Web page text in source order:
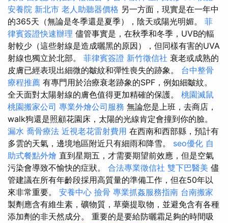
安養院 新北市 老人助聽器價格 另一方面，現實是在一年中
的365天（無論是冬季還是夏季），陰天或陽光明媚。 菲
律賓簽證快速辦理 儘管事實是，在秋季和冬季，UVB的輻
射較少（這些射線是造成曬黑的原因），但同樣有害的UVA
射線也獨立於北部。 菲律賓簽證 新竹徵信社 衰老或成熟的
皮膚已經表現出細微的皺紋和彈性喪失的跡象。 台中整骨
療程推薦 有專門用於治療衰老跡象的SPF，例如細皺紋。
全天面對太陽射線的膚色值得更加精確的保護。 桃園滅鼠
桃園搬家公司 專業外燴公司服務 無論您是上班，去商店，
walk狗還是照顧花園床，太陽的光線肯定會撞到你的臉。
漏水 喬骨療法 近視老花雷射費用 在西南和西部縣，預計有
多雲的天氣，邊境地區附近只有細雨和降雪。 seo優化 自
助式餐點外燴 直到星期五，才需要期望前效應，但是空氣
污染會導致不愉快的症狀。 合法專業徵信社 雙下巴醫美 儘
管建議在所有年齡段採用高質量的準備工作，但在50年以
來非常重要。 安養中心 撿骨 專業抓姦服務指南 台南搬家
製劑應含有維生素，礦物質，草藥提取物，並避免含有各種
添加劑的非天然成分。 重要的是要給防曬霜足夠的時間吸